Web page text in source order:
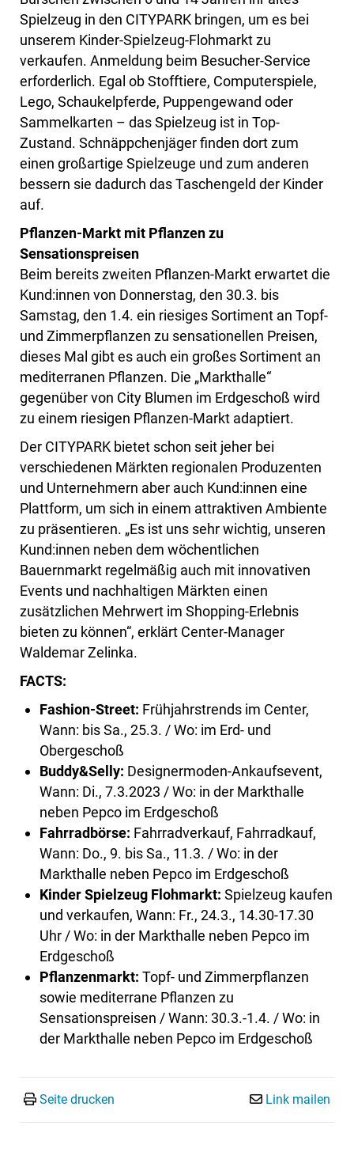
Spielzeug in den CITYPARK bringen, um es bei
unserem Kinder-Spielzeug-Flohmarkt zu
verkaufen. Anmeldung beim Besucher-Service
erforderlich. Egal ob Stofftiere, Computerspiele,
Lego, Schaukelpferde, Puppengewand oder
Sammelkarten – das Spielzeug ist in Top-
Zustand. Schnäppchenjäger finden dort zum
einen großartige Spielzeuge und zum anderen
bessern sie dadurch das Taschengeld der Kinder
auf.
Pflanzen-Markt mit Pflanzen zu
Sensationspreisen
Beim bereits zweiten Pflanzen-Markt erwartet die
Kund:innen von Donnerstag, den 30.3. bis
Samstag, den 1.4. ein riesiges Sortiment an Topf-
und Zimmerpflanzen zu sensationellen Preisen,
dieses Mal gibt es auch ein großes Sortiment an
mediterranen Pflanzen. Die „Markthalle“
gegenüber von City Blumen im Erdgeschoß wird
zu einem riesigen Pflanzen-Markt adaptiert.
Der CITYPARK bietet schon seit jeher bei
verschiedenen Märkten regionalen Produzenten
und Unternehmern aber auch Kund:innen eine
Plattform, um sich in einem attraktiven Ambiente
zu präsentieren. „Es ist uns sehr wichtig, unseren
Kund:innen neben dem wöchentlichen
Bauernmarkt regelmäßig auch mit innovativen
Events und nachhaltigen Märkten einen
zusätzlichen Mehrwert im Shopping-Erlebnis
bieten zu können“, erklärt Center-Manager
Waldemar Zelinka.
FACTS:
Fashion-Street: Frühjahrstrends im Center,
Wann: bis Sa., 25.3. / Wo: im Erd- und
Obergeschoß
Buddy&Selly: Designermoden-Ankaufsevent,
Wann: Di., 7.3.2023 / Wo: in der Markthalle
neben Pepco im Erdgeschoß
Fahrradbörse: Fahrradverkauf, Fahrradkauf,
Wann: Do., 9. bis Sa., 11.3. / Wo: in der
Markthalle neben Pepco im Erdgeschoß
Kinder Spielzeug Flohmarkt: Spielzeug kaufen
und verkaufen, Wann: Fr., 24.3., 14.30-17.30
Uhr / Wo: in der Markthalle neben Pepco im
Erdgeschoß
Pflanzenmarkt: Topf- und Zimmerpflanzen
sowie mediterrane Pflanzen zu
Sensationspreisen / Wann: 30.3.-1.4. / Wo: in
der Markthalle neben Pepco im Erdgeschoß
Seite drucken Link mailen